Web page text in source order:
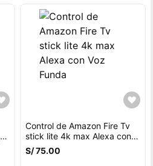
Control de Amazon Fire Tv
stick lite 4k max Alexa con
Voz Funda
S/ 75.00